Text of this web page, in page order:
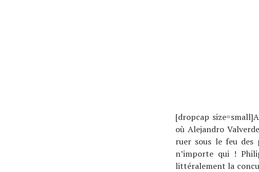
[dropcap
où Alejandro
ruer sous le feu des
n’importe qui !
littéralement la